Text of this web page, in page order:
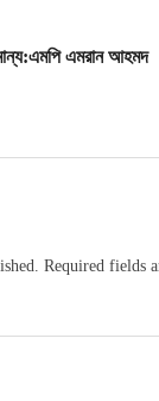
এমরান আহমদ
Required fields